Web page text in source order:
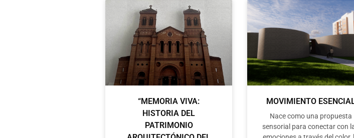
“MEMORIA VIVA:
HISTORIA DEL
PATRIMONIO
MOVIMIENTO
Nace como una propuesta
sensorial para conectar con